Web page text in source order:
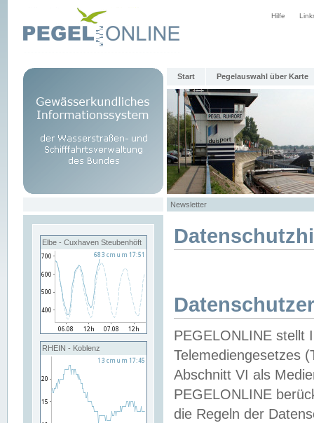
Hilfe
Start Pegelauswahl über Karte
Newsletter
Elbe - Cuxhaven Steubenhöft
RHEIN - Koblenz
PEGELONLINE stellt
Telemediengesetzes
Abschnitt VI als
PEGELONLINE
die Regeln der